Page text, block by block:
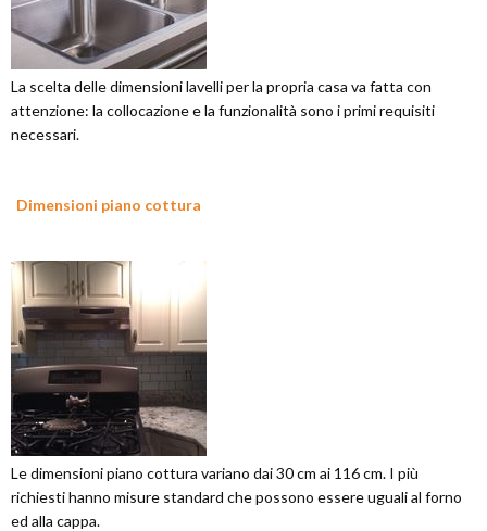
La scelta delle dimensioni lavelli per la propria casa va fatta con
attenzione: la collocazione e la funzionalità sono i primi requisiti
necessari.
Dimensioni piano cottura
Le dimensioni piano cottura variano dai 30 cm ai 116 cm. I più
richiesti hanno misure standard che possono essere uguali al forno
ed alla cappa.